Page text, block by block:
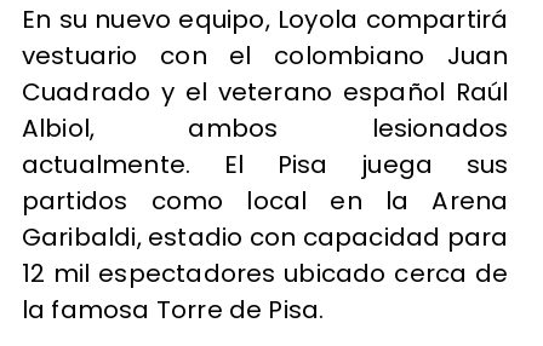
En su nuevo equipo, Loyola compartirá
vestuario con el colombiano Juan
Cuadrado y el veterano español Raúl
Albiol, ambos lesionados
actualmente. El Pisa juega sus
partidos como local en la Arena
Garibaldi, estadio con capacidad para
12 mil espectadores ubicado cerca de
la famosa Torre de Pisa.